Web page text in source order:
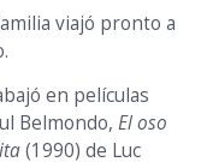
viajó pronto a
en películas
Belmondo, El oso
(1990) de Luc